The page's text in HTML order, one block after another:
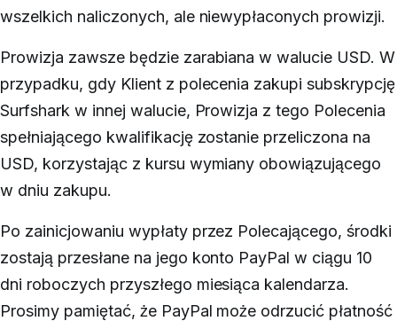
wszelkich naliczonych, ale niewypłaconych prowizji.
Prowizja zawsze będzie zarabiana w walucie USD. W
przypadku, gdy Klient z polecenia zakupi subskrypcję
Surfshark w innej walucie, Prowizja z tego Polecenia
spełniającego kwalifikację zostanie przeliczona na
USD, korzystając z kursu wymiany obowiązującego
w dniu zakupu.
Po zainicjowaniu wypłaty przez Polecającego, środki
zostają przesłane na jego konto PayPal w ciągu 10
dni roboczych przyszłego miesiąca kalendarza.
Prosimy pamiętać, że PayPal może odrzucić płatność